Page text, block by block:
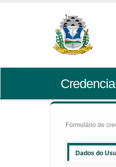
Formulário de
Dados do